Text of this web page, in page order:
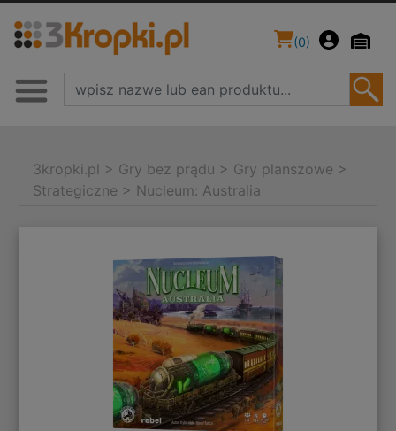
(0)
3kropki.pl > Gry bez prądu > Gry planszowe >
Strategiczne > Nucleum: Australia